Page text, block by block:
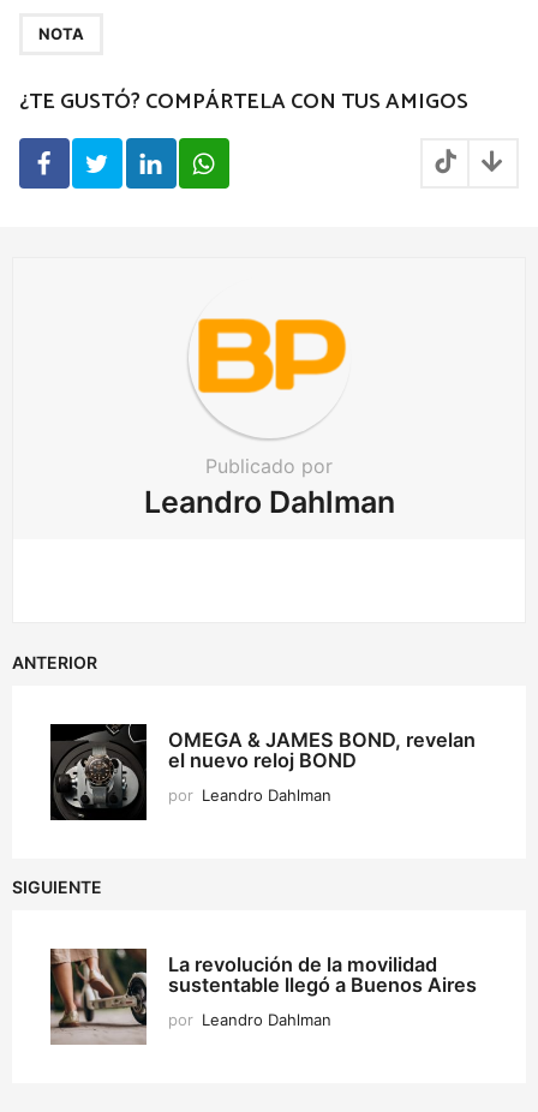
i
n
t
NOTA
¿TE GUSTÓ? COMPÁRTELA CON TUS AMIGOS
Publicado por
Leandro Dahlman
ANTERIOR
OMEGA & JAMES BOND, revelan
el nuevo reloj BOND
por Leandro Dahlman
SIGUIENTE
La revolución de la movilidad
sustentable llegó a Buenos Aires
por Leandro Dahlman